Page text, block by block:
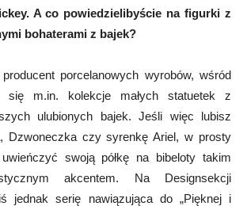
A co powiedzielibyście na figurki z
bohaterami z bajek?
porcelanowych wyrobów, wśród
się m.in. kolekcje małych statuetek z
ulubionych bajek. Jeśli więc lubisz
Dzwoneczka czy syrenkę Ariel, w prosty
swoją półkę na bibeloty takim
akcentem. Na Designsekcji
jednak serię nawiązująca do „Pięknej i